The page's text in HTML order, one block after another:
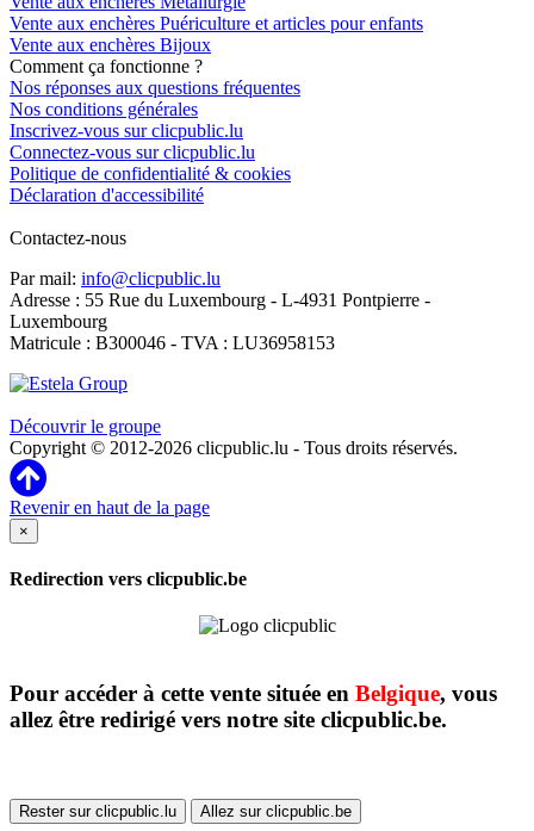
Vente aux enchères Puériculture et articles pour enfants
Vente aux enchères Bijoux
Comment ça fonctionne ?
Nos réponses aux questions fréquentes
Nos conditions générales
Inscrivez-vous sur clicpublic.lu
Connectez-vous sur clicpublic.lu
Politique de confidentialité & cookies
Déclaration d'accessibilité
Contactez-nous
Par mail: info@clicpublic.lu
Adresse : 55 Rue du Luxembourg - L-4931 Pontpierre -
Luxembourg
Matricule : B300046 - TVA : LU36958153
Découvrir le groupe
Copyright © 2012-2026 clicpublic.lu - Tous droits réservés.
Revenir en haut de la page
×
Redirection vers clicpublic.be
Pour accéder à cette vente située en Belgique, vous
allez être redirigé vers notre site clicpublic.be.
Rester sur clicpublic.lu Allez sur clicpublic.be